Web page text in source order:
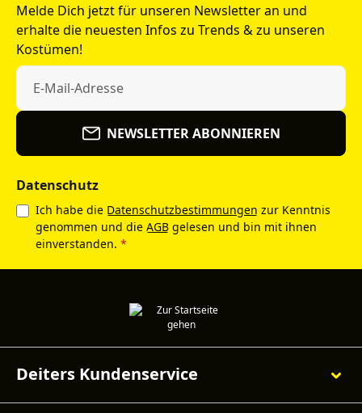
Melde Dich jetzt für unseren Newsletter an und
erhalte die neuesten Infos zu Trends & zu unseren
Kostümen!
NEWSLETTER ABONNIEREN
Datenschutz
Ich habe die Datenschutzbestimmungen zur Kenntnis
genommen und die AGB gelesen und bin mit ihnen
einverstanden. *
Deiters Kundenservice